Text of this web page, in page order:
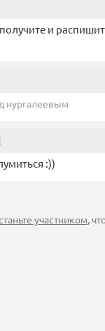
и
нургалеевым
:))
участником,